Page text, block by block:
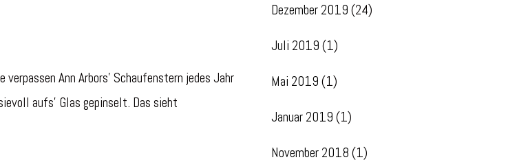
Ann Arbors’ Schaufenstern jedes Jahr
aufs’ Glas gepinselt. Das sieht
Dezember 2019 (24)
Juli 2019 (1)
Mai 2019 (1)
Januar 2019 (1)
November 2018 (1)